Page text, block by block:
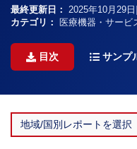
最終更新日： 2025年10月29日
カテゴリ：
医療機器・サービ
目次 サンプ